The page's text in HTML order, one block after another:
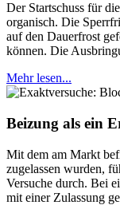
Der Startschuss für
organisch. Die
auf den Dauerfrost
können. Die
Mehr lesen...
Beizung als ein
Mit dem am Markt
zugelassen wurden,
Versuche durch. Bei
mit einer Zulassung